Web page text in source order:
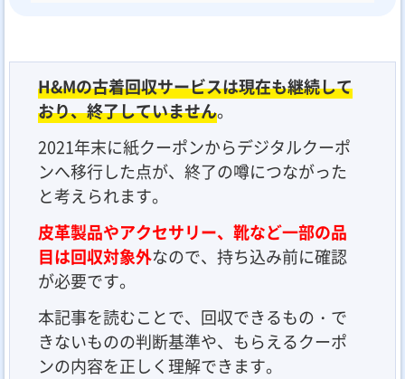
H&Mの古着回収サービスは現在も継続して
おり、終了していません。
2021年末に紙クーポンからデジタルクーポ
ンへ移行した点が、終了の噂につながった
と考えられます。
皮革製品やアクセサリー、靴など一部の品
目は回収対象外なので、持ち込み前に確認
が必要です。
本記事を読むことで、回収できるもの・で
きないものの判断基準や、もらえるクーポ
ンの内容を正しく理解できます。